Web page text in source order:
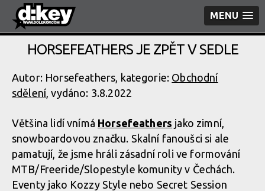
MENU
HORSEFEATHERS JE ZPĚT V SEDLE
Autor: Horsefeathers, kategorie: Obchodní
sdělení, vydáno: 3.8.2022
Většina lidí vnímá Horsefeathers jako zimní,
snowboardovou značku. Skalní fanoušci si ale
pamatují, že jsme hráli zásadní roli ve formování
MTB/Freeride/Slopestyle komunity v Čechách.
Eventy jako Kozzy Style nebo Secret Session